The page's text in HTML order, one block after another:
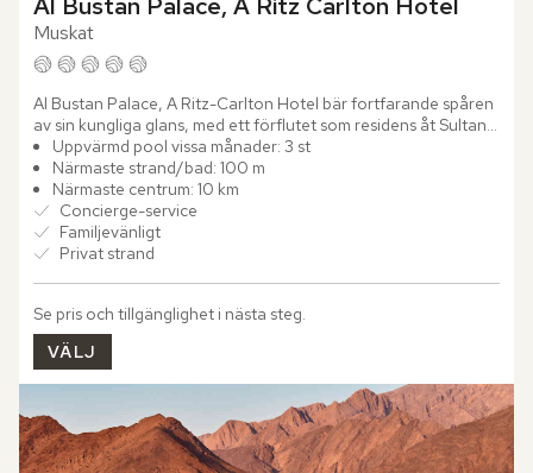
Muskat
Al Bustan Palace, A Ritz-Carlton Hotel bär fortfarande spåren
av sin kungliga glans, med ett förflutet som residens åt Sultan
Qaboos. Omgivet av Hajarbergens dramatiska silhuett...
Uppvärmd pool vissa månader: 3 st
Närmaste strand/bad: 100 m
Närmaste centrum: 10 km
Concierge-service
Familjevänligt
Privat strand
Se pris och tillgänglighet i nästa steg.
VÄLJ